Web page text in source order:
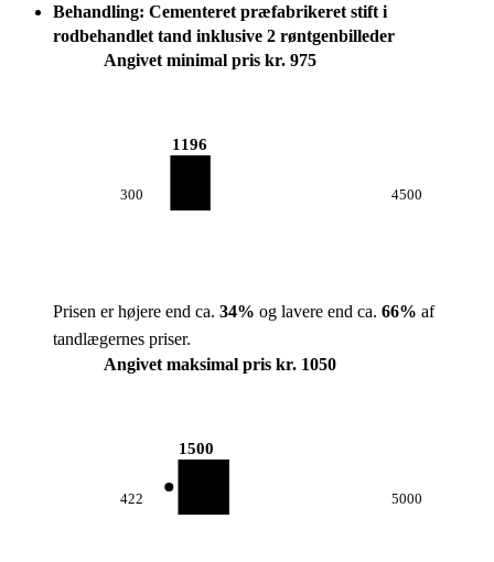
Behandling: Cementeret præfabrikeret stift i
rodbehandlet tand inklusive 2 røntgenbilleder
Angivet minimal pris kr. 975
300
1196
4500
Prisen er højere end ca. 34% og lavere end ca. 66% af
tandlægernes priser.
Angivet maksimal pris kr. 1050
422
1500
5000